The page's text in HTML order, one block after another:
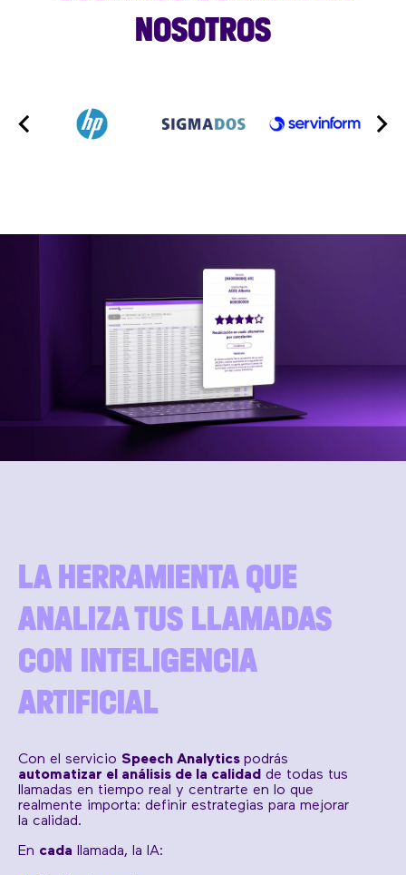
NOSOTROS
LA HERRAMIENTA QUE
ANALIZA TUS LLAMADAS
CON INTELIGENCIA
ARTIFICIAL
Con el servicio Speech Analytics podrás
automatizar el análisis de la calidad de todas tus
llamadas en tiempo real y centrarte en lo que
realmente importa: definir estrategias para mejorar
la calidad.
En cada llamada, la IA: